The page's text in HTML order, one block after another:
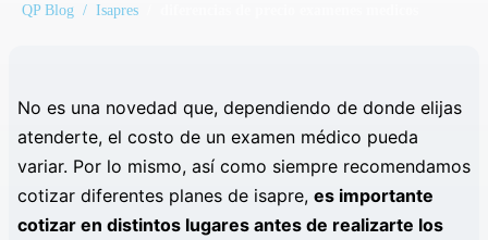
QP Blog / Isapres
No es una novedad que, dependiendo de donde elijas
atenderte, el costo de un examen médico pueda
variar. Por lo mismo, así como siempre recomendamos
cotizar diferentes planes de isapre, es importante
cotizar en distintos lugares antes de realizarte los